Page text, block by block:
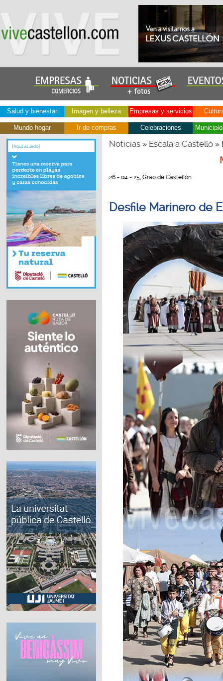
Salud y bienestar Imagen y belleza Empresas y servicios
Mundo hogar Ir de compras Celebraciones
Noticias» Escala a Castelló»
26 - 04 - 25, Grao de Castellón
Desfile Marinero de